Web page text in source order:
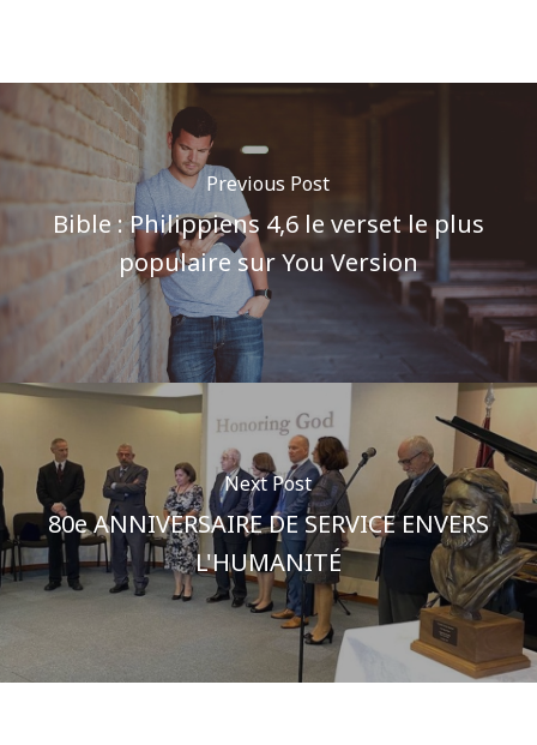
Previous Post
Bible : Philippiens 4,6 le verset le plus
populaire sur You Version
Next Post
80e ANNIVERSAIRE DE SERVICE ENVERS
L'HUMANITÉ